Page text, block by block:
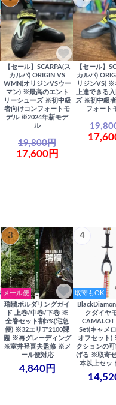
【セール】SCARPA(ス
カルパ) ORIGIN VS
WMN(オリジンVSウー
マン) ※最高のエント
リーシューズ ※初中級
者向けコンフォートモ
デル ※2024年新モデ
ル
19,800円
17,600円
【セール】
カルパ)
リジンVS) ※
上達できる
ズ ※初中級
フォート
3
メール便
瑞牆ボルダリングガイ
ド 上巻/中巻/下巻 ※
全巻セット割5%(宅急
便) ※32エリア2100課
題 ※再グレーディング
※室井登喜夫監修 ※メ
ール便対応
4,840円
4
取寄もOK
クダイヤ
Set(キャメ
オフセット)
クションの
げる ※取寄
本以上セッ